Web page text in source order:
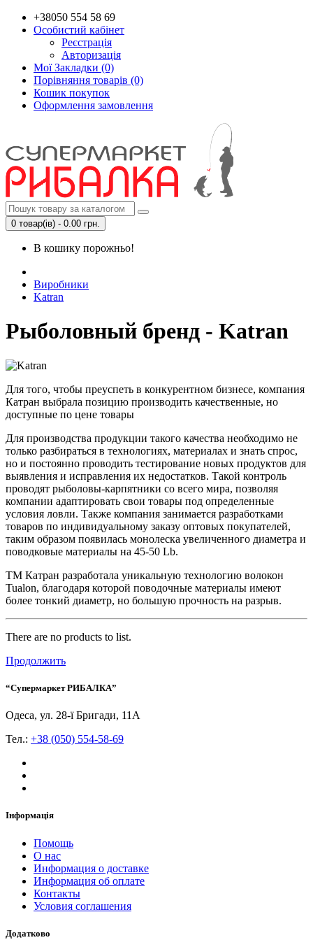
+38050 554 58 69
Особистий кабінет
Реєстрація
Авторизація
Мої Закладки (0)
Порівняння товарів (0)
Кошик покупок
Оформлення замовлення
0 товар(ів) - 0.00 грн.
В кошику порожньо!
Виробники
Katran
Рыболовный бренд - Katran
Для того, чтобы преуспеть в конкурентном бизнесе, компания
Катран выбрала позицию производить качественные, но
доступные по цене товары
Для производства продукции такого качества необходимо не
только разбираться в технологиях, материалах и знать спрос,
но и постоянно проводить тестирование новых продуктов для
выявления и исправления их недостатков. Такой контроль
проводят рыболовы-карпятники со всего мира, позволяя
компании адаптировать свои товары под определенные
условия ловли. Также компания занимается разработками
товаров по индивидуальному заказу оптовых покупателей,
таким образом появилась монолеска увеличенного диаметра и
поводковые материалы на 45-50 Lb.
ТМ Катран разработала уникальную технологию волокон
Tualon, благодаря которой поводочные материалы имеют
более тонкий диаметр, но большую прочность на разрыв.
There are no products to list.
Продолжить
“Супермаркет РИБАЛКА”
Одеса, ул. 28-ї Бригади, 11А
Тел.: +38 (050) 554-58-69
Інформація
Помощь
О нас
Информация о доставке
Информация об оплате
Контакты
Условия соглашения
Додатково